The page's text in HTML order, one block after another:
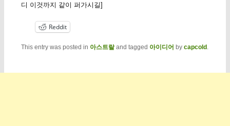
디 이것까지 같이 퍼가시길]
Reddit
This entry was posted in 아스트랄and tagged 아이디어 by capcold.